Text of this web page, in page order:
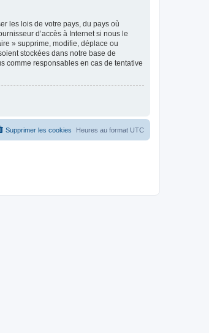
les lois de votre pays, du pays où
d’accès à Internet si nous le
» supprime, modifie, déplace ou
stockées dans notre base de
comme responsables en cas de tentative
Heures au format UTC
Supprimer les cookies